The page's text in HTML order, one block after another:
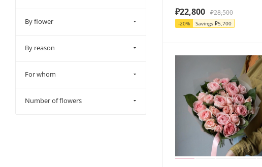
₽22,800 ₽28,500
-20% Savings ₽5,700
By flower
By reason
For whom
Number of flowers